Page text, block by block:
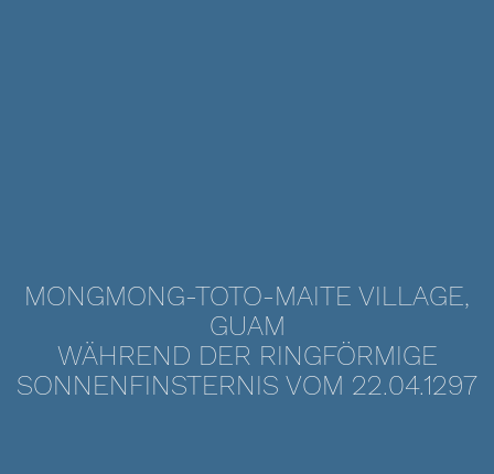
MONGMONG-TOTO-MAITE VILLAGE,
GUAM
WÄHREND DER RINGFÖRMIGE
SONNENFINSTERNIS VOM 22.04.1297